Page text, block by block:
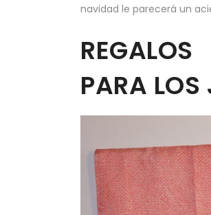
navidad le parecerá un
PARA LOS